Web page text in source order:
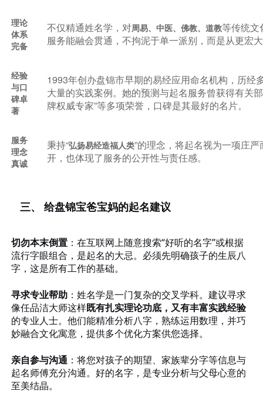
理论
体系
完备
不仅精通姓名学，对周易、中医、佛教、道教等传统
服务能融会贯通，不拘泥于单一派别，而是从更宏
经验
与口
碑卓
著
1993年创办盘锦市早期的易经应用命名机构，历经
大量的实践案例。她的预测与起名服务曾获得有关
牌权威专家”等多项荣誉，口碑是其最好的名片。
服务
理念
真诚
秉持“弘扬易经造福人类”的理念，将起名视为一项庄
开，也体现了服务的公开性与责任感。
三、 给盘锦宝爸宝妈的起名建议
切勿本末倒置 ：在互联网上随意搜索“好听的名字”或根据
流行字眼组合，是起名的大忌。必须先明确孩子的生辰八
字，这是所有工作的基础。
寻求专业帮助 ：姓名学是一门复杂的交叉学科。建议寻求
像任品洁大师这样既有扎实理论功底，又有丰富实践经验
的专业人士。他们能精准分析八字，熟练运用数理，并巧
妙融合文化寓意，提供多个优化方案供您选择。
亲自参与沟通 ：将您对孩子的期望、家族辈分字等信息与
起名师傅充分沟通。好的名字，是专业分析与父母心意的
至美结晶。